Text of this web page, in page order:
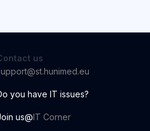
us
you have IT issues?
us@IT Corner